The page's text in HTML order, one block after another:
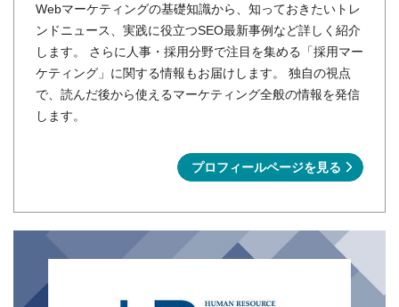
Webマーケティングの基礎知識から、知っておきたいトレ
ンドニュース、実践に役立つSEO最新事例など詳しく紹介
します。 さらに人事・採用分野で注目を集める「採用マー
ケティング」に関する情報もお届けします。 独自の視点
で、読んだ後から使えるマーケティング全般の情報を発信
します。
プロフィールページを見る